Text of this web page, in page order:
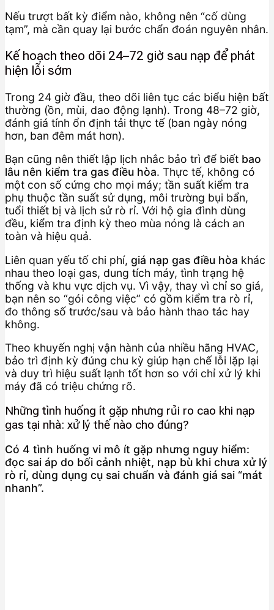
Nếu trượt bất kỳ điểm nào, không nên “cố dùng
tạm”, mà cần quay lại bước chẩn đoán nguyên nhân.
Kế hoạch theo dõi 24–72 giờ sau nạp để phát
hiện lỗi sớm
Trong 24 giờ đầu, theo dõi liên tục các biểu hiện bất
thường (ồn, mùi, dao động lạnh). Trong 48–72 giờ,
đánh giá tính ổn định tải thực tế (ban ngày nóng
hơn, ban đêm mát hơn).
Bạn cũng nên thiết lập lịch nhắc bảo trì để biết bao
lâu nên kiểm tra gas điều hòa. Thực tế, không có
một con số cứng cho mọi máy; tần suất kiểm tra
phụ thuộc tần suất sử dụng, môi trường bụi bẩn,
tuổi thiết bị và lịch sử rò rỉ. Với hộ gia đình dùng
đều, kiểm tra định kỳ theo mùa nóng là cách an
toàn và hiệu quả.
Liên quan yếu tố chi phí, giá nạp gas điều hòa khác
nhau theo loại gas, dung tích máy, tình trạng hệ
thống và khu vực dịch vụ. Vì vậy, thay vì chỉ so giá,
bạn nên so “gói công việc” có gồm kiểm tra rò rỉ,
đo thông số trước/sau và bảo hành thao tác hay
không.
Theo khuyến nghị vận hành của nhiều hãng HVAC,
bảo trì định kỳ đúng chu kỳ giúp hạn chế lỗi lặp lại
và duy trì hiệu suất lạnh tốt hơn so với chỉ xử lý khi
máy đã có triệu chứng rõ.
Những tình huống ít gặp nhưng rủi ro cao khi nạp
gas tại nhà: xử lý thế nào cho đúng?
Có 4 tình huống vi mô ít gặp nhưng nguy hiểm:
đọc sai áp do bối cảnh nhiệt, nạp bù khi chưa xử lý
rò rỉ, dùng dụng cụ sai chuẩn và đánh giá sai “mát
nhanh”.